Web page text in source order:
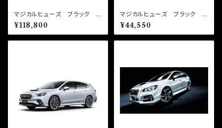
マジカルヒューズ ブラック フ
ルキット レヴォーグ VNH
2400cc MFSFB160 72個
¥118,800
マジカルヒューズ ブラック ス
タートキット レヴォーグ VN5
MFSB137 27個
¥44,550